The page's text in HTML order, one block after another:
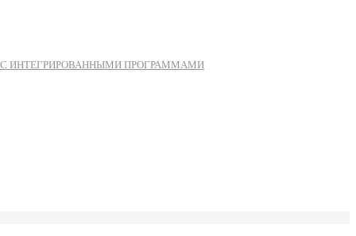
ИНТЕГРИРОВАННЫМИ ПРОГРАММАМИ